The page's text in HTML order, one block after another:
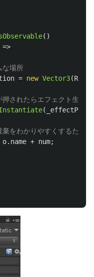
()
=>
場所
= new Vector3(
されたらエフェクト生成
(
をわかりやすくするため
o. name + num;